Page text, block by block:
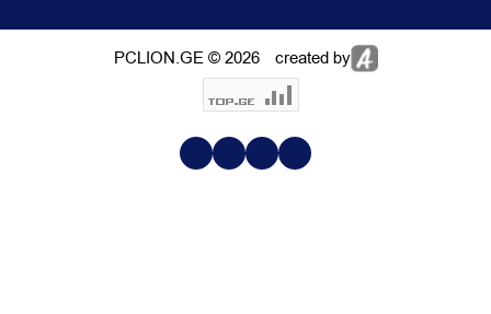
PCLION.GE © 2026 created by